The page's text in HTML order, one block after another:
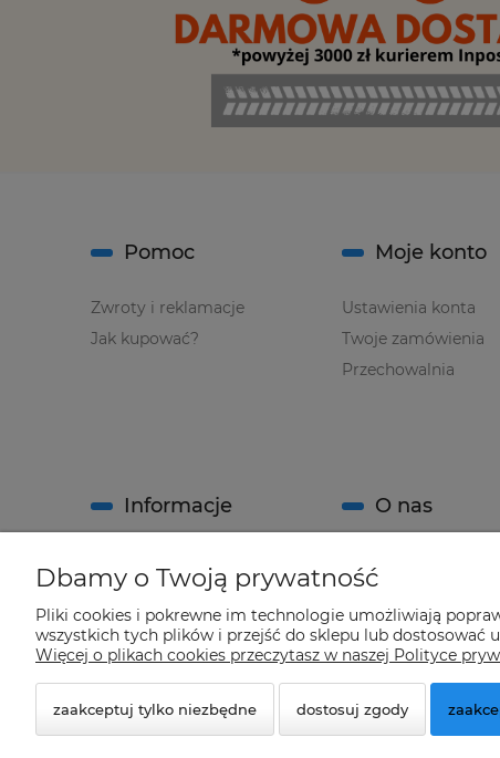
Pomoc
Zwroty i reklamacje
Jak kupować?
Moje konto
Ustawienia konta
Twoje zamówienia
Przechowalnia
Informacje
Polityka prywatności
System Rabatowy sklepu
"Climatools"
O nas
O firmie
Dbamy o Twoją prywatność
Pliki cookies i pokrewne im technologie umożliwiają
wszystkich tych plików i przejść do sklepu lub dostosować
Więcej o plikach cookies przeczytasz w naszej Polityce
zaakceptuj tylko niezbędne dostosuj zgody